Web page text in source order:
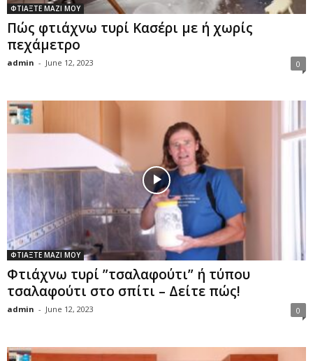
ΦΤΙΑΞΤΕ ΜΑΖΙ ΜΟΥ
Πώς φτιάχνω τυρί Κασέρι με ή χωρίς
πεχάμετρο
admin - June 12, 2023 0
ΦΤΙΑΞΤΕ ΜΑΖΙ ΜΟΥ
Φτιάχνω τυρί ”τσαλαφούτι” ή τύπου
τσαλαφούτι στο σπίτι – Δείτε πώς!
admin - June 12, 2023 0